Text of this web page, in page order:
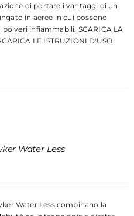
di portare i vantaggi di un
in aeree in cui possono
polveri infiammabili. SCARICA LA
LE ISTRUZIONI D'USO
Water Less
Water Less combinano la